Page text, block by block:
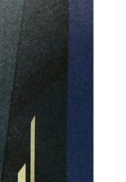
20代医
完全個
くれ、
の内容